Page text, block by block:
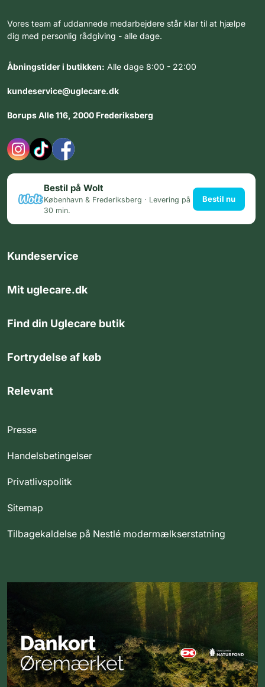
Vores team af uddannede medarbejdere står klar til at hjælpe
dig med personlig rådgiving - alle dage.
Åbningstider i butikken: Alle dage 8:00 - 22:00
kundeservice@uglecare.dk
Borups Alle 116, 2000 Frederiksberg
Bestil på Wolt
København & Frederiksberg · Levering på
30 min.
Bestil nu
Kundeservice
Mit uglecare.dk
Find din Uglecare butik
Fortrydelse af køb
Relevant
Presse
Handelsbetingelser
Privatlivspolitk
Sitemap
Tilbagekaldelse på Nestlé modermælkserstatning